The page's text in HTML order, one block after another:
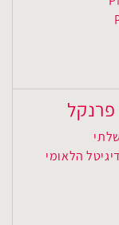
הלאומי